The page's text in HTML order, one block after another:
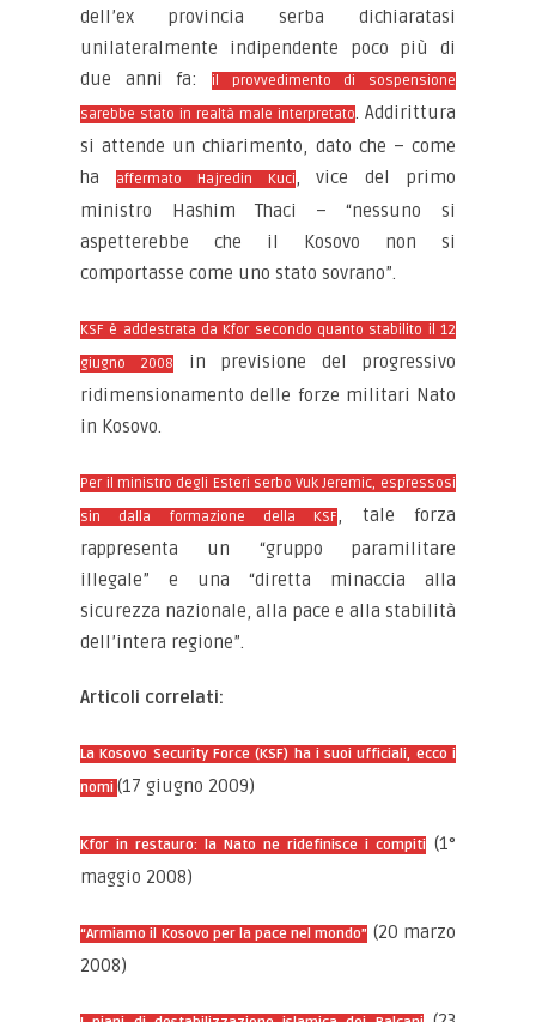
dell’ex provincia serba dichiaratasi
unilateralmente indipendente poco più di
due anni fa:
il provvedimento di sospensione
sarebbe stato in realtà male interpretato. Addirittura
si attende un chiarimento, dato che – come
ha
affermato Hajredin Kuci, vice del primo
ministro Hashim Thaci – “nessuno si
aspetterebbe che il Kosovo non si
comportasse come uno stato sovrano”.
KSF è addestrata da Kfor secondo quanto stabilito il 12
giugno 2008
in previsione del progressivo
ridimensionamento delle forze militari Nato
in Kosovo.
Per il ministro degli Esteri serbo Vuk Jeremic, espressosi
sin dalla formazione della KSF, tale forza
rappresenta un “gruppo paramilitare
illegale” e una “diretta minaccia alla
sicurezza nazionale, alla pace e alla stabilità
dell’intera regione”.
Articoli correlati:
La Kosovo Security Force (KSF) ha i suoi ufficiali, ecco i
nomi (17 giugno 2009)
Kfor in restauro: la Nato ne ridefinisce i compiti(1°
maggio 2008)
“Armiamo il Kosovo per la pace nel mondo” (20 marzo
2008)